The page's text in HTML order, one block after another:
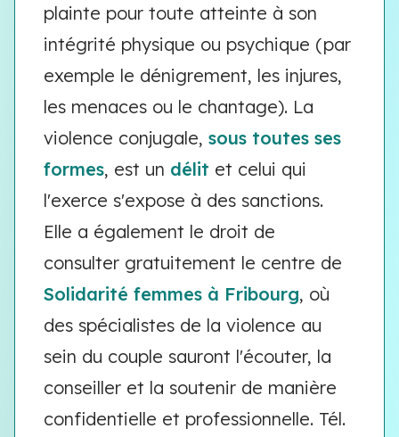
plainte pour toute atteinte à son
intégrité physique ou psychique (par
exemple le dénigrement, les injures,
les menaces ou le chantage). La
violence conjugale, sous toutes ses
formes, est un délit et celui qui
l'exerce s'expose à des sanctions.
Elle a également le droit de
consulter gratuitement le centre de
Solidarité femmes à Fribourg, où
des spécialistes de la violence au
sein du couple sauront l'écouter, la
conseiller et la soutenir de manière
confidentielle et professionnelle. Tél.